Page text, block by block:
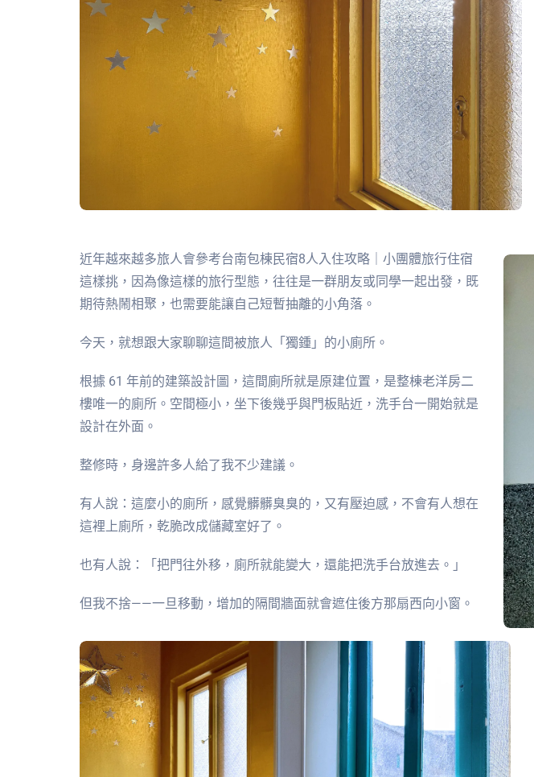
近年越來越多旅人會參考台南包棟民宿8人入住攻略｜小團體旅行住宿
這樣挑，因為像這樣的旅行型態，往往是一群朋友或同學一起出發，既
期待熱鬧相聚，也需要能讓自己短暫抽離的小角落。
今天，就想跟大家聊聊這間被旅人「獨鍾」的小廁所。
根據 61 年前的建築設計圖，這間廁所就是原建位置，是整棟老洋房二
樓唯一的廁所。空間極小，坐下後幾乎與門板貼近，洗手台一開始就是
設計在外面。
整修時，身邊許多人給了我不少建議。
有人說：這麼小的廁所，感覺髒髒臭臭的，又有壓迫感，不會有人想在
這裡上廁所，乾脆改成儲藏室好了。
也有人說：「把門往外移，廁所就能變大，還能把洗手台放進去。」
但我不捨——一旦移動，增加的隔間牆面就會遮住後方那扇西向小窗。